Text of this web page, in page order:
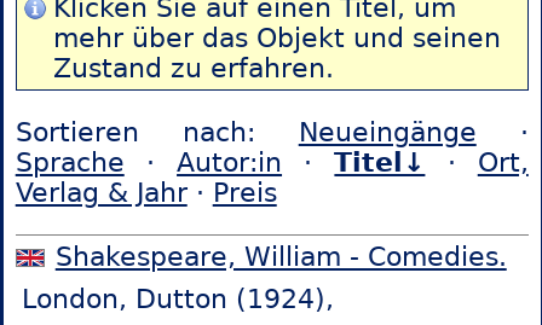
Klicken Sie auf einen Titel, um
mehr über das Objekt und seinen
Zustand zu erfahren.
Sortieren nach: Neueingänge ·
Sprache ·Autor:in ·Titel↓ · Ort,
Verlag & Jahr· Preis
Shakespeare, William - Comedies.
London, Dutton (1924),